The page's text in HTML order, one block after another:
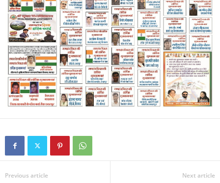
Previous article Next article